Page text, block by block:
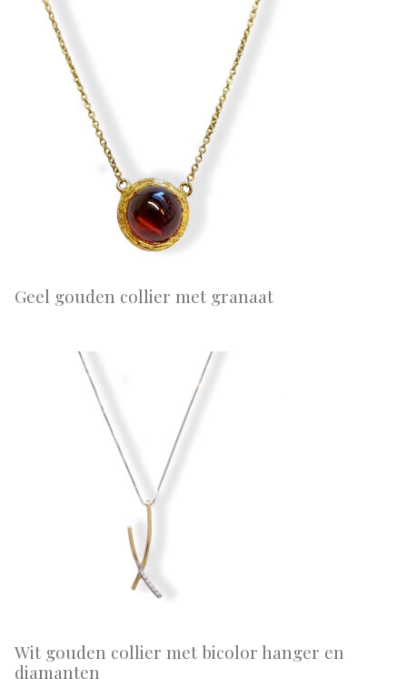
Geel gouden collier met granaat
Wit gouden collier met bicolor hanger en
diamanten